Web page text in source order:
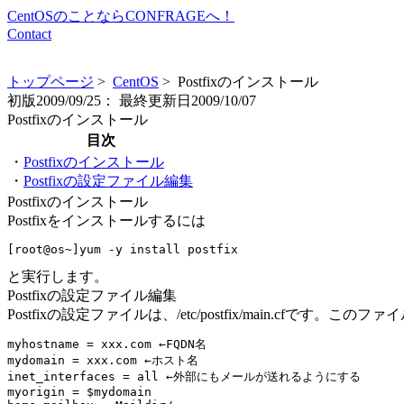
CentOSのことならCONFRAGEへ！
Contact
トップページ > CentOS > Postfixのインストール
初版2009/09/25： 最終更新日 2009/10/07
Postfixのインストール
目次
・ Postfixのインストール
・ Postfixの設定ファイル編集
Postfixのインストール
Postfixをインストールするには
と実行します。
Postfixの設定ファイル編集
Postfixの設定ファイルは、/etc/postfix/main.cfです。このファ
myhostname = xxx.com ←FQDN名
mydomain = xxx.com ←ホスト名
inet_interfaces = all ←外部にもメールが送れるようにする
myorigin = $mydomain